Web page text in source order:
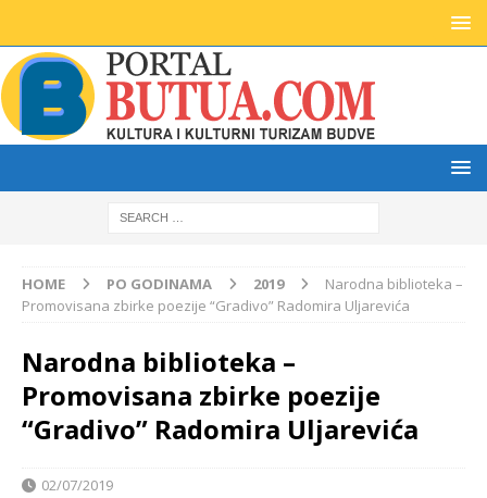
HOME PO GODINAMA 2019
Narodna biblioteka –
Promovisana zbirke poezije “Gradivo” Radomira Uljarevića
Narodna biblioteka –
Promovisana zbirke poezije
“Gradivo” Radomira Uljarevića
02/07/2019